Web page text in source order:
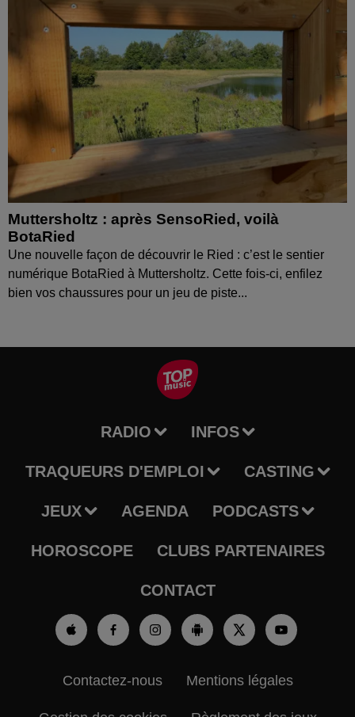
Muttersholtz : après SensoRied, voilà
BotaRied
Une nouvelle façon de découvrir le Ried : c’est le sentier
numérique BotaRied à Muttersholtz. Cette fois-ci, enfilez
bien vos chaussures pour un jeu de piste...
RADIO INFOS
TRAQUEURS D'EMPLOI CASTING
JEUX AGENDA PODCASTS
HOROSCOPE CLUBS PARTENAIRES
CONTACT
Contactez-nous Mentions légales